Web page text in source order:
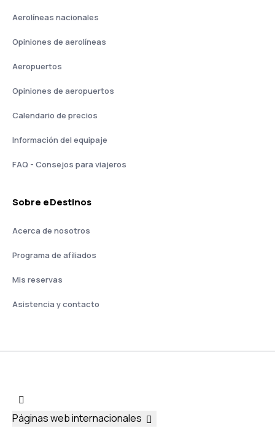
Aerolíneas nacionales
Opiniones de aerolíneas
Aeropuertos
Opiniones de aeropuertos
Calendario de precios
Información del equipaje
FAQ - Consejos para viajeros
Sobre eDestinos
Acerca de nosotros
Programa de afiliados
Mis reservas
Asistencia y contacto
Páginas web internacionales